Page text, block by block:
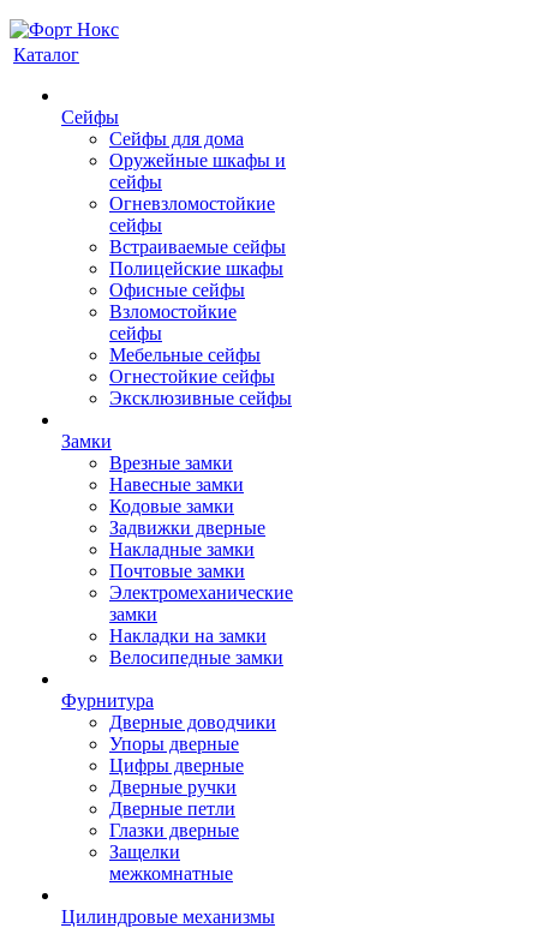
Каталог
Сейфы
Сейфы для дома
Оружейные шкафы и
сейфы
Огневзломостойкие
сейфы
Встраиваемые сейфы
Полицейские шкафы
Офисные сейфы
Взломостойкие
сейфы
Мебельные сейфы
Огнестойкие сейфы
Эксклюзивные сейфы
Замки
Врезные замки
Навесные замки
Кодовые замки
Задвижки дверные
Накладные замки
Почтовые замки
Электромеханические
замки
Накладки на замки
Велосипедные замки
Фурнитура
Дверные доводчики
Упоры дверные
Цифры дверные
Дверные ручки
Дверные петли
Глазки дверные
Защелки
межкомнатные
Цилиндровые механизмы